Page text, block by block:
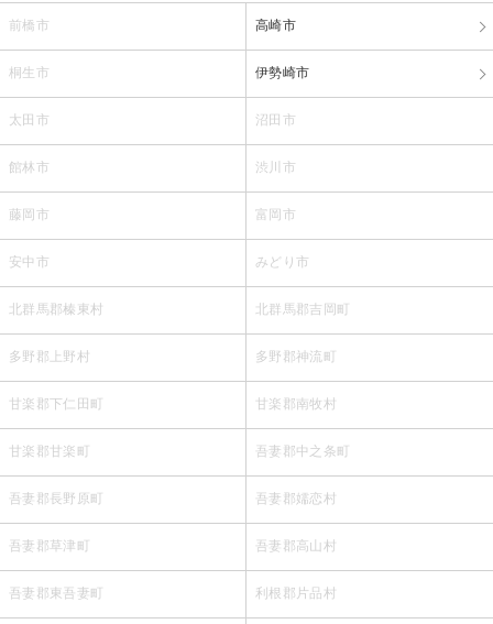
前橋市 高崎市
桐生市 伊勢崎市
太田市 沼田市
館林市 渋川市
藤岡市 富岡市
安中市 みどり市
北群馬郡榛東村 北群馬郡吉岡町
多野郡上野村 多野郡神流町
甘楽郡下仁田町 甘楽郡南牧村
甘楽郡甘楽町 吾妻郡中之条町
吾妻郡長野原町 吾妻郡嬬恋村
吾妻郡草津町 吾妻郡高山村
吾妻郡東吾妻町 利根郡片品村